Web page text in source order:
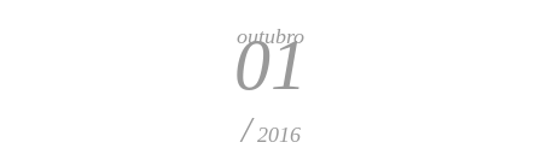
outubro
01
/ 2016